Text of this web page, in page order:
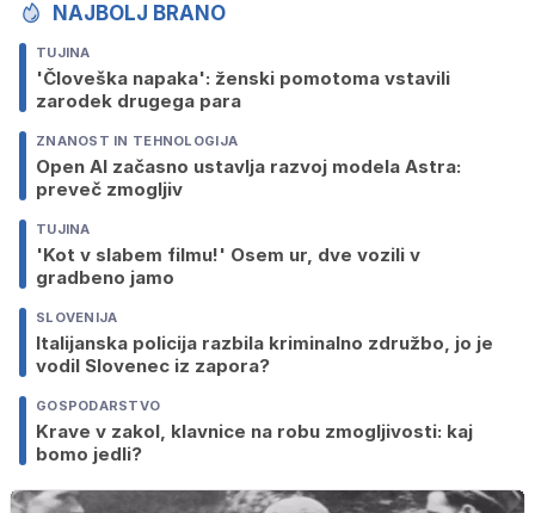
NAJBOLJ BRANO
TUJINA
'Človeška napaka': ženski pomotoma vstavili
zarodek drugega para
ZNANOST IN TEHNOLOGIJA
Open AI začasno ustavlja razvoj modela Astra:
preveč zmogljiv
TUJINA
'Kot v slabem filmu!' Osem ur, dve vozili v
gradbeno jamo
SLOVENIJA
Italijanska policija razbila kriminalno združbo, jo je
vodil Slovenec iz zapora?
GOSPODARSTVO
Krave v zakol, klavnice na robu zmogljivosti: kaj
bomo jedli?